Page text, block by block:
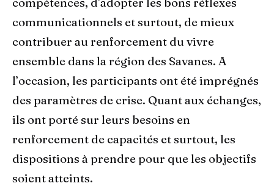
communicationnels et surtout, de mieux
contribuer au renforcement du vivre
ensemble dans la région des Savanes. A
l’occasion, les participants ont été imprégnés
des paramètres de crise. Quant aux échanges,
ils ont porté sur leurs besoins en
renforcement de capacités et surtout, les
dispositions à prendre pour que les objectifs
soient atteints.